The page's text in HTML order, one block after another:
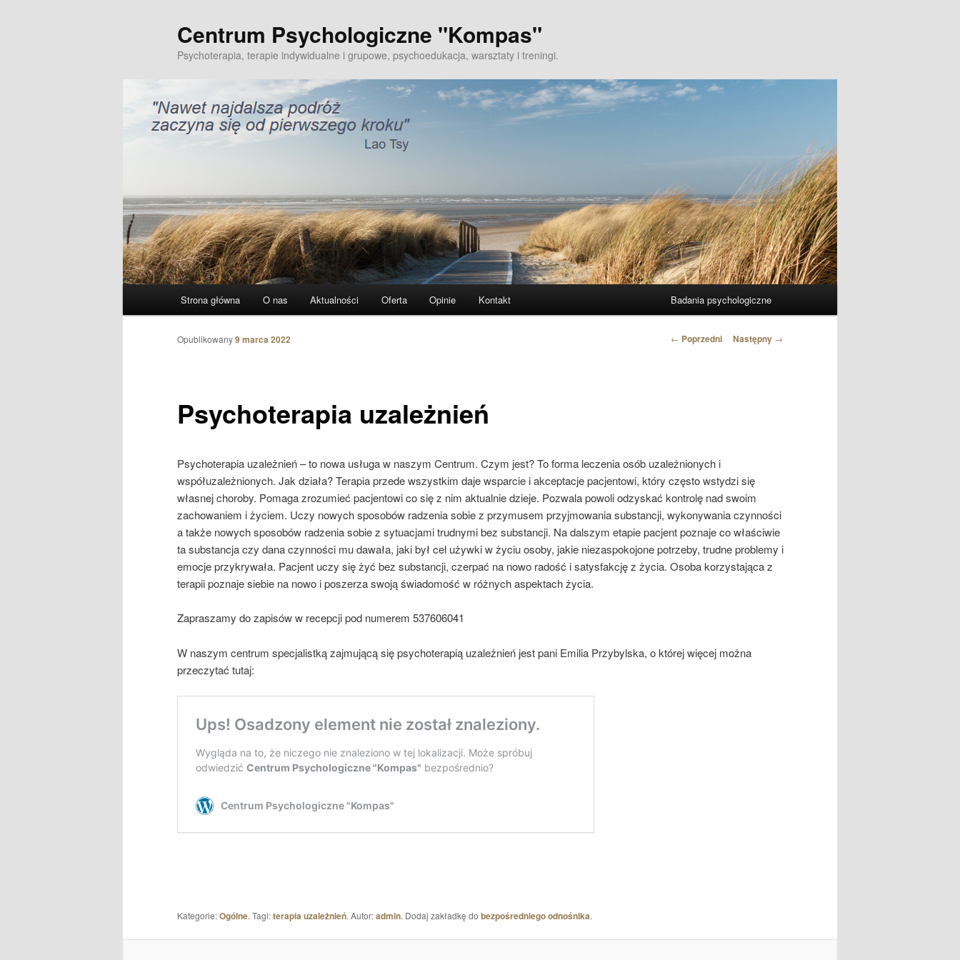
Centrum Psychologiczne "Kompas"
Psychoterapia, terapie indywidualne i grupowe, psychoedukacja, warsztaty i treningi.
Strona główna O nas Aktualności Oferta Opinie Kontakt Badania psychologiczne
Nawigacja
← Poprzedni Następny →
Psychoterapia uzależnień
Opublikowany9 marca 2022
Psychoterapia uzależnień – to nowa usługa w naszym Centrum. Czym jest? To forma leczenia osób uzależnionych i
współuzależnionych. Jak działa? Terapia przede wszystkim daje wsparcie i akceptacje pacjentowi, który często wstydzi się
własnej choroby. Pomaga zrozumieć pacjentowi co się z nim aktualnie dzieje. Pozwala powoli odzyskać kontrolę nad swoim
zachowaniem i życiem. Uczy nowych sposobów radzenia sobie z przymusem przyjmowania substancji, wykonywania czynności
a także nowych sposobów radzenia sobie z sytuacjami trudnymi bez substancji. Na dalszym etapie pacjent poznaje co właściwie
ta substancja czy dana czynności mu dawała, jaki był cel używki w życiu osoby, jakie niezaspokojone potrzeby, trudne problemy i
emocje przykrywała. Pacjent uczy się żyć bez substancji, czerpać na nowo radość i satysfakcję z życia. Osoba korzystająca z
terapii poznaje siebie na nowo i poszerza swoją świadomość w różnych aspektach życia.
Zapraszamy do zapisów w recepcji pod numerem 537606041
W naszym centrum specjalistką zajmującą się psychoterapią uzależnień jest pani Emilia Przybylska, o której więcej można
przeczytać tutaj:
Kategorie:Ogólne. Tagi:terapia uzależnień. Autor:admin. Dodaj zakładkę do bezpośredniego odnośnika.